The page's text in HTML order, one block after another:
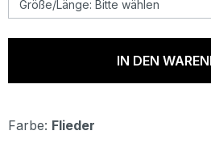
IN DEN
Farbe: Flieder